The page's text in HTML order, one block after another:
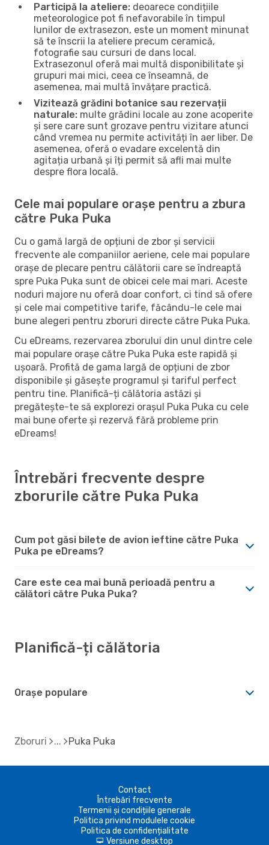
Participă la ateliere: deoarece condițiile
meteorologice pot fi nefavorabile în timpul
lunilor de extrasezon, este un moment minunat
să te înscrii la ateliere precum ceramică,
fotografie sau cursuri de dans local.
Extrasezonul oferă mai multă disponibilitate și
grupuri mai mici, ceea ce înseamnă, de
asemenea, mai multă învățare practică.
Vizitează grădini botanice sau rezervații
naturale: multe grădini locale au zone acoperite
și sere care sunt grozave pentru vizitare atunci
când vremea nu permite activități în aer liber. De
asemenea, oferă o evadare excelentă din
agitația urbană și îți permit să afli mai multe
despre flora locală.
Cele mai populare orașe pentru a zbura
către Puka Puka
Cu o gamă largă de opțiuni de zbor și servicii
frecvente ale companiilor aeriene, cele mai populare
orașe de plecare pentru călătorii care se îndreaptă
spre Puka Puka sunt de obicei cele mai mari. Aceste
noduri majore nu oferă doar confort, ci tind să ofere
și cele mai competitive tarife, făcându-le cele mai
bune alegeri pentru zboruri directe către Puka Puka.
Cu eDreams, rezervarea zborului din unul dintre cele
mai populare orașe către Puka Puka este rapidă și
ușoară. Profită de gama largă de opțiuni de zbor
disponibile și găsește programul și tariful perfect
pentru tine. Planifică-ți călătoria astăzi și
pregătește-te să explorezi orașul Puka Puka cu cele
mai bune oferte și rezervă fără probleme prin
eDreams!
Întrebări frecvente despre
zborurile către Puka Puka
Cum pot găsi bilete de avion ieftine către Puka
Puka pe eDreams?
Care este cea mai bună perioadă pentru a
călători către Puka Puka?
Planifică-ți călătoria
Orașe populare
Zboruri Puka Puka
Contact
Întrebări frecvente
Termenii și condițiile generale
Politica privind modulele cookie
Politica de confidențialitate
d Versiune desktop